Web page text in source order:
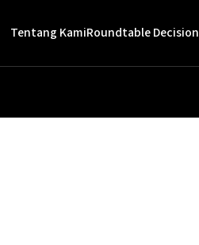
Tentang KamiRoundtable Decision